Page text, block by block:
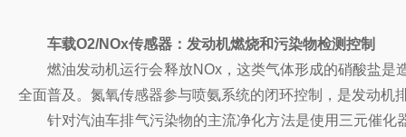
车载O2/NOx传感器：发动机燃烧和污染物检测控制
燃油发动机运行会释放NOx，这类气体形成的硝酸盐
全面普及。氮氧传感器参与喷氨系统的闭环控制，是发动机
针对汽油车排气污染物的主流净化方法是使用三元催